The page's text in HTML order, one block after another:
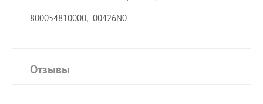
800054810000, 00426N0
Отзывы